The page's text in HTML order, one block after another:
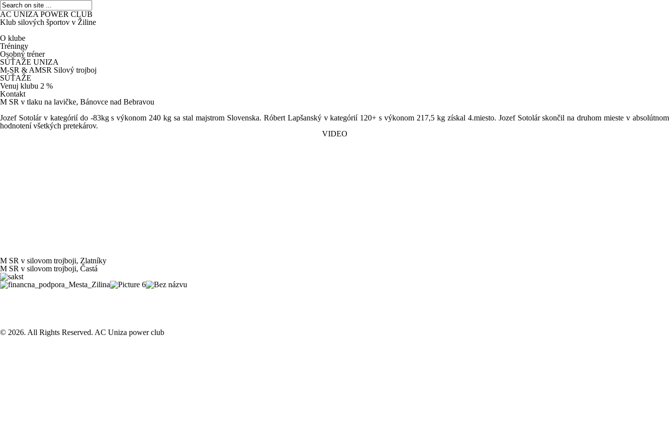
AC UNIZA POWER CLUB
Klub silových športov v Žiline
O klube
Tréningy
Osobný tréner
SÚŤAŽE UNIZA
M-SR & AMSR Silový trojboj
SÚŤAŽE
Venuj klubu 2 %
Kontakt
M SR v tlaku na lavičke, Bánovce nad Bebravou
Jozef Sotolár v kategórií do -83kg s výkonom 240 kg sa stal majstrom Slovenska. Róbert Lapšanský v kategórií 120+ s výkonom 217,5 kg získal 4.miesto. Jozef Sotolár skončil na druhom mieste v absolútnom
hodnotení všetkých pretekárov.
VIDEO
M SR v silovom trojboji, Zlatníky
M SR v silovom trojboji, Častá
© 2026. All Rights Reserved. AC Uniza power club